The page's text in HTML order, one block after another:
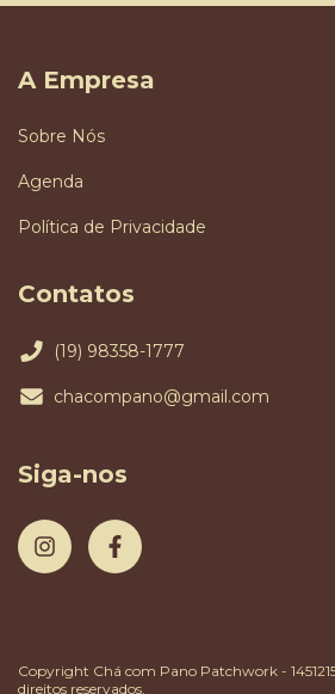
A Empresa
Sobre Nós
Agenda
Política de Privacidade
Contatos
(19) 98358-1777
chacompano@gmail.com
Siga-nos
Copyright Chá com Pano Patchwork -
direitos reservados.